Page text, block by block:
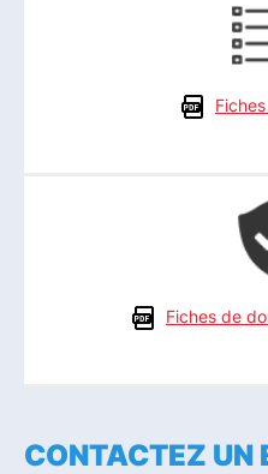
Fiches de
CONTACTEZ UN